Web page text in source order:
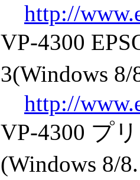
http://
VP-4300
3(Windows
http://
VP-4300 プ
(Windows 8/